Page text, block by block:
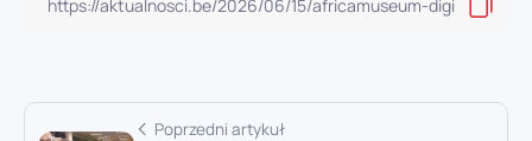
Poprzedni artykuł